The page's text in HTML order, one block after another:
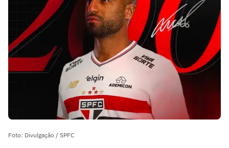
Foto: Divulgação / SPFC